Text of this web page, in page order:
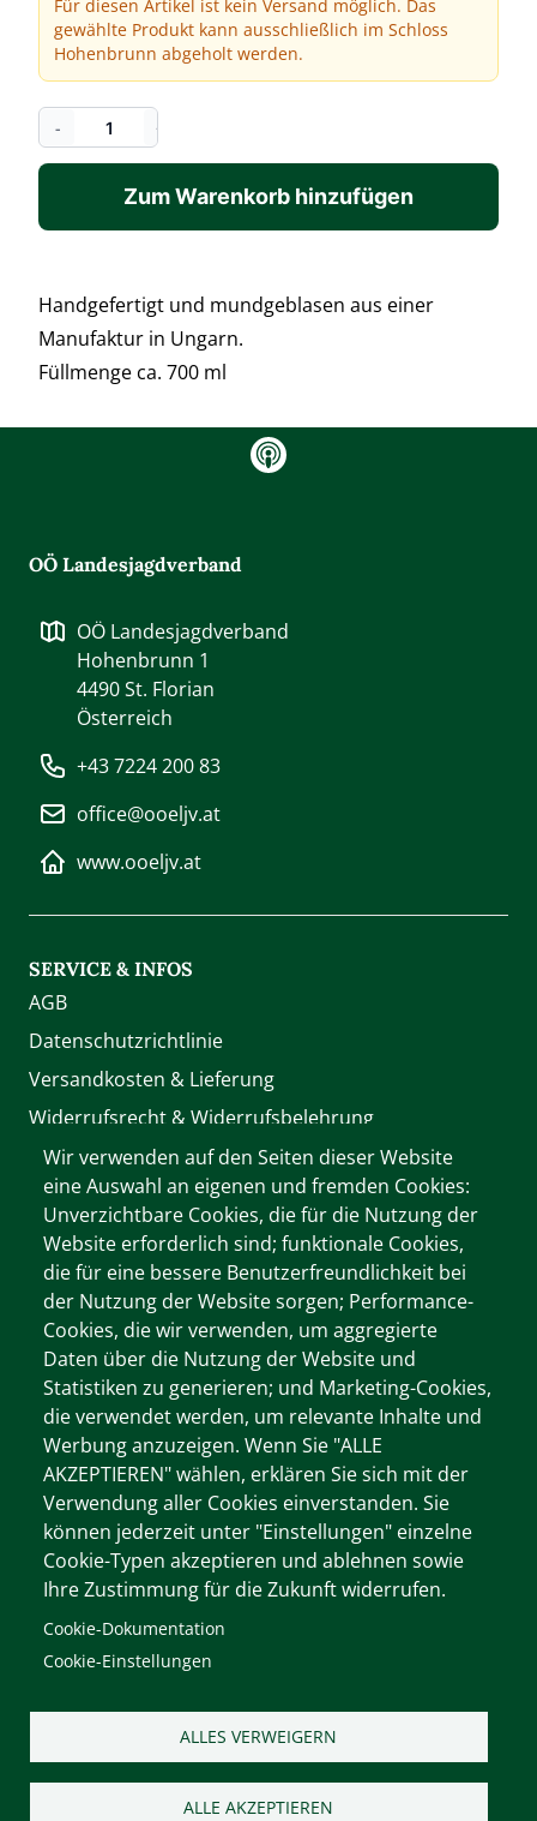
Für diesen Artikel ist kein Versand möglich. Das
gewählte Produkt kann ausschließlich im Schloss
Hohenbrunn abgeholt werden.
- +
Handgefertigt und mundgeblasen aus einer
Manufaktur in Ungarn.
Füllmenge ca. 700 ml
OÖ Landesjagdverband
OÖ Landesjagdverband
Hohenbrunn 1
4490St. Florian
Österreich
+43 7224 200 83
office@ooeljv.at
www.ooeljv.at
SERVICE & INFOS
AGB
Datenschutzrichtlinie
Versandkosten & Lieferung
Widerrufsrecht & Widerrufsbelehrung
Zahlung
WIR AKZEPTIEREN
Wichtige Informationen
Cookie-Dokumentation
Cookie-Einstellungen
Impressum
Unsere Webseiten
https://www.ooeljv.at
https://www.fragen-zur-jagd.at
https://www.jagdfakten.at
Instagram
YouTube Channel
Wir verwenden auf den Seiten dieser Website
eine Auswahl an eigenen und fremden Cookies:
Unverzichtbare Cookies, die für die Nutzung der
Website erforderlich sind; funktionale Cookies,
die für eine bessere Benutzerfreundlichkeit bei
der Nutzung der Website sorgen; Performance-
Cookies, die wir verwenden, um aggregierte
Daten über die Nutzung der Website und
Statistiken zu generieren; und Marketing-Cookies,
die verwendet werden, um relevante Inhalte und
Werbung anzuzeigen. Wenn Sie "ALLE
AKZEPTIEREN" wählen, erklären Sie sich mit der
Verwendung aller Cookies einverstanden. Sie
können jederzeit unter "Einstellungen" einzelne
Cookie-Typen akzeptieren und ablehnen sowie
Ihre Zustimmung für die Zukunft widerrufen.
Cookie-Dokumentation
Cookie-Einstellungen
ALLES VERWEIGERN
ALLE AKZEPTIEREN